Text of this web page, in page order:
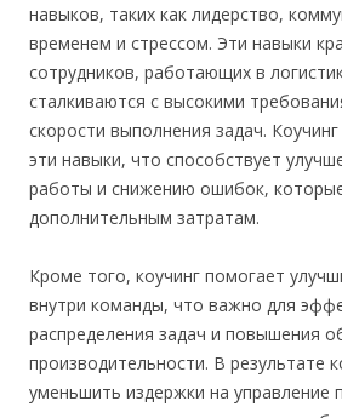
навыков, таких как лидерство,
временем и стрессом. Эти навыки
сотрудников, работающих в
сталкиваются с высокими
скорости выполнения задач.
эти навыки, что способствует
работы и снижению ошибок,
дополнительным затратам.
Кроме того, коучинг помогает
внутри команды, что важно для
распределения задач и повышения
производительности. В результате
уменьшить издержки на управление